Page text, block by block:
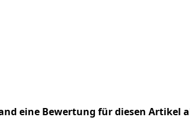
eine Bewertung für diesen Artikel